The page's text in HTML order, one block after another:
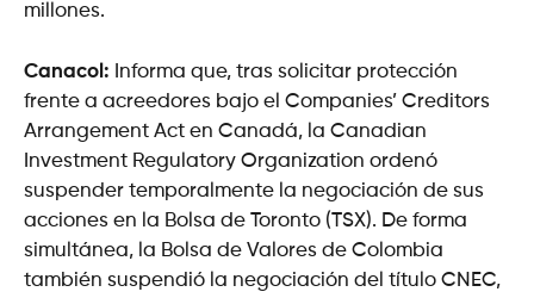
millones.
Canacol: Informa que, tras solicitar protección
frente a acreedores bajo el Companies’ Creditors
Arrangement Act en Canadá, la Canadian
Investment Regulatory Organization ordenó
suspender temporalmente la negociación de sus
acciones en la Bolsa de Toronto (TSX). De forma
simultánea, la Bolsa de Valores de Colombia
también suspendió la negociación del título CNEC,